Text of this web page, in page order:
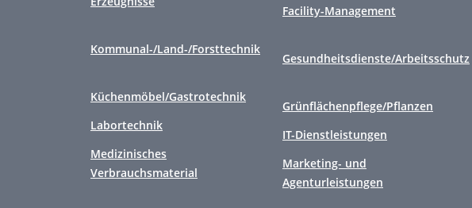
Kommunal-/Land-/Forsttechnik
Küchenmöbel/Gastrotechnik
Labortechnik
Medizinisches
Verbrauchsmaterial
Facility-Management
Gesundheitsdienste/Arbeitsschutz
Grünflächenpflege/Pflanzen
IT-Dienstleistungen
Marketing- und
Agenturleistungen